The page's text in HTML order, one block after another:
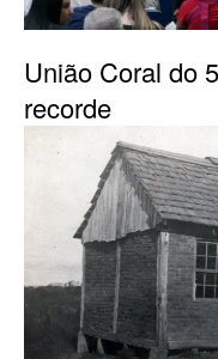
União Coral do
recorde